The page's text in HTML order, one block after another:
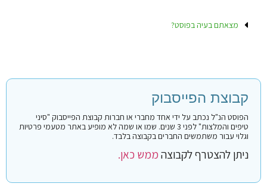
מצאתם בעיה בפוסט?
קבוצת הפייסבוק
הפוסט הנ"ל נכתב על ידי אחד מחברי או חברות קבוצת הפייסבוק "סיני
טיפים והמלצות" לפני 3 שנים. שמו או שמה לא מופיע באתר מטעמי פרטיות
וגלוי עבור משתמשים החברים בקבוצה בלבד.
ניתן להצטרף לקבוצהממש כאן.